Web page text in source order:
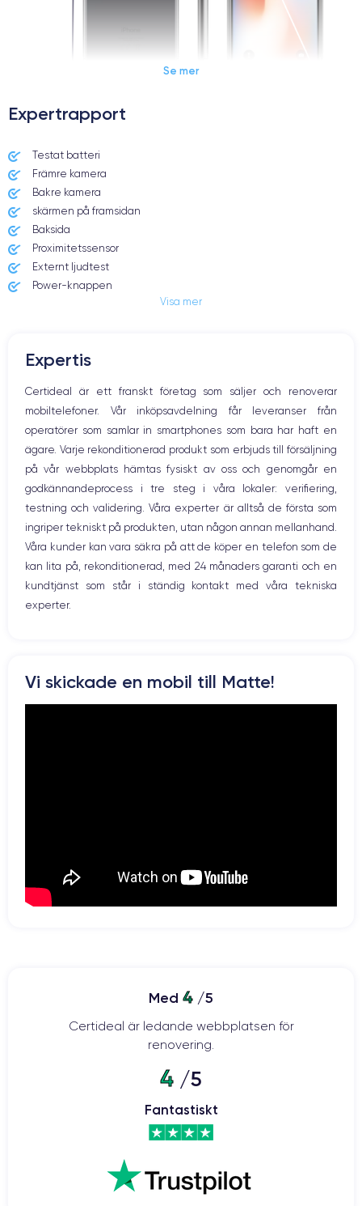
Date de sortie
03/11/2017
Dimensions
OLED 5.8 pouces
Apple A11 Bionic 6
Nom GPU
Apple GPU (3-Core)
Fréq. processeur
2.39 GHz
12 MP 7 MP
Résolution vidéo
4K - 3840x2160px
Recharge rapide
Oui, minimum 15W
Batterie Dual SIM
Pour découvrir toutes les caractéristiques, vous pouvez consulter
Se mer
Expertrapport
Testat batteri
Främre kamera
Bakre kamera
skärmen på framsidan
Baksida
Proximitetssensor
Externt ljudtest
Power-knappen
Högtalare
Hem-knappen
Bluetooth
WiFi
Nätverk
Vibration
Prise USB
Visa mer
Expertis
Certideal är ett franskt företag som säljer och renoverar
mobiltelefoner. Vår inköpsavdelning får leveranser från
operatörer som samlar in smartphones som bara har haft en
ägare. Varje rekonditionerad produkt som erbjuds till försäljning
på vår webbplats hämtas fysiskt av oss och genomgår en
godkännandeprocess i tre steg i våra lokaler: verifiering,
testning och validering. Våra experter är alltså de första som
ingriper tekniskt på produkten, utan någon annan mellanhand.
Våra kunder kan vara säkra på att de köper en telefon som de
kan lita på, rekonditionerad, med 24 månaders garanti och en
kundtjänst som står i ständig kontakt med våra tekniska
experter.
Vi skickade en mobil till Matte!
Med 4 /5
Certideal är ledande webbplatsen för
renovering.
4 /5
Fantastiskt